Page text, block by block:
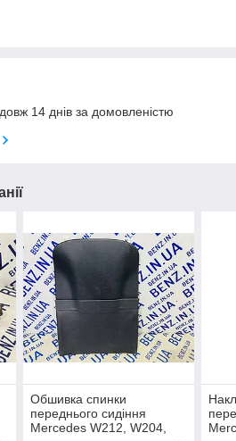
14 днів за домовленістю
Обшивка спинки
переднього сидіння
Mercedes W212, W204,